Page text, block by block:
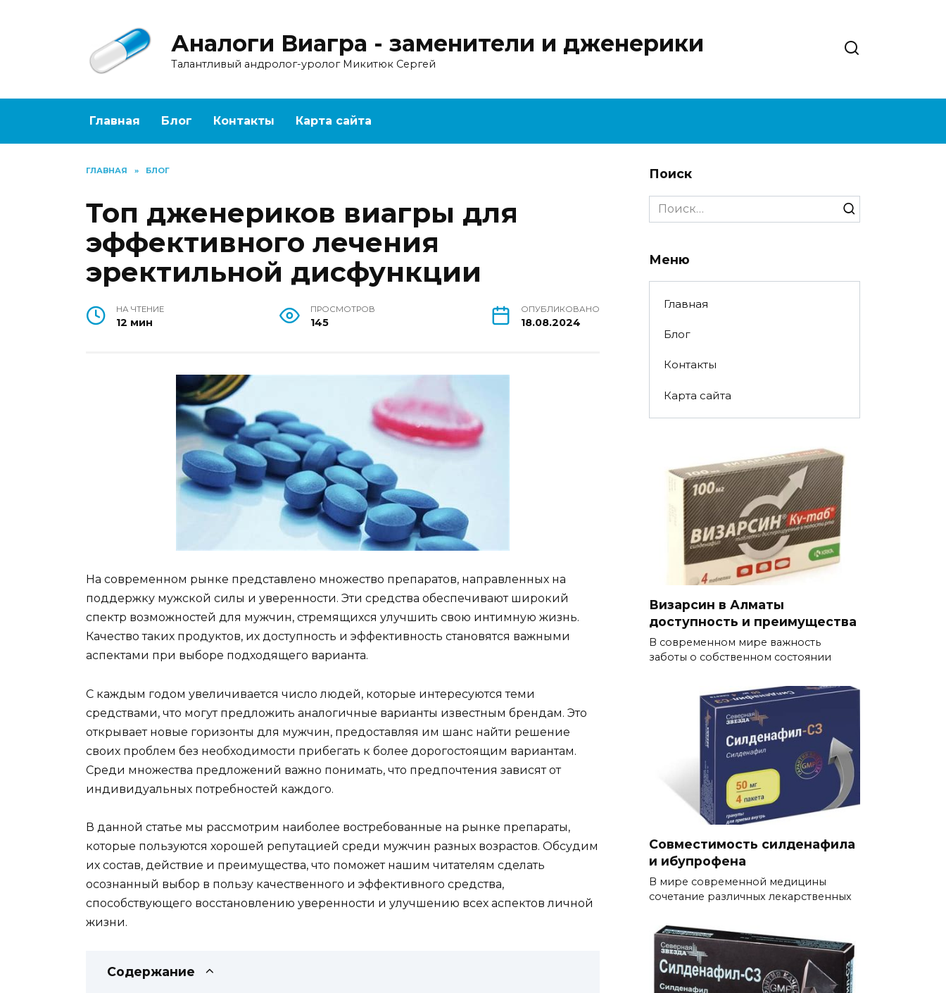
Аналоги Виагра - заменители и дженерики
Талантливый андролог-уролог Микитюк Сергей
Главная Блог Контакты Карта сайта
ГЛАВНАЯ » БЛОГ
Топ дженериков виагры для
эффективного лечения
эректильной дисфункции
НА ЧТЕНИЕ
12 мин
ПРОСМОТРОВ
145
ОПУБЛИКОВАНО
18.08.2024
На современном рынке представлено множество препаратов, направленных на
поддержку мужской силы и уверенности. Эти средства обеспечивают широкий
спектр возможностей для мужчин, стремящихся улучшить свою интимную жизнь.
Качество таких продуктов, их доступность и эффективность становятся важными
аспектами при выборе подходящего варианта.
С каждым годом увеличивается число людей, которые интересуются теми
средствами, что могут предложить аналогичные варианты известным брендам. Это
открывает новые горизонты для мужчин, предоставляя им шанс найти решение
своих проблем без необходимости прибегать к более дорогостоящим вариантам.
Среди множества предложений важно понимать, что предпочтения зависят от
индивидуальных потребностей каждого.
В данной статье мы рассмотрим наиболее востребованные на рынке препараты,
которые пользуются хорошей репутацией среди мужчин разных возрастов. Обсудим
их состав, действие и преимущества, что поможет нашим читателям сделать
осознанный выбор в пользу качественного и эффективного средства,
способствующего восстановлению уверенности и улучшению всех аспектов личной
жизни.
Содержание
Поиск
Search
for:
Меню
Главная
Блог
Контакты
Карта сайта
Визарсин в Алматы
доступность и преимущества
В современном мире важность
заботы о собственном состоянии
Совместимость силденафила
и ибупрофена
В мире современной медицины
сочетание различных лекарственных